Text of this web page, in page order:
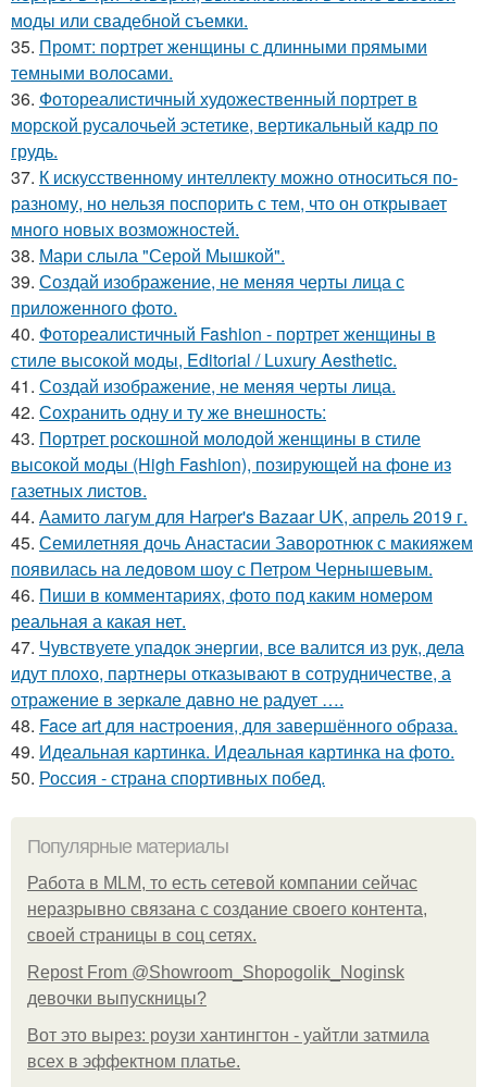
моды или свадебной съемки.
35. Промт: портрет женщины с длинными прямыми
темными волосами.
36. Фотореалистичный художественный портрет в
морской русалочьей эстетике, вертикальный кадр по
грудь.
37. К искусственному интеллекту можно относиться по-
разному, но нельзя поспорить с тем, что он открывает
много новых возможностей.
38. Мари слыла "Серой Мышкой".
39. Создай изображение, не меняя черты лица с
приложенного фото.
40. Фотореалистичный Fashion - портрет женщины в
стиле высокой моды, Editorial / Luxury Aesthetic.
41. Создай изображение, не меняя черты лица.
42. Сохранить одну и ту же внешность:
43. Портрет роскошной молодой женщины в стиле
высокой моды (High Fashion), позирующей на фоне из
газетных листов.
44. Аамито лагум для Harper's Bazaar UK, апрель 2019 г.
45. Семилетняя дочь Анастасии Заворотнюк с макияжем
появилась на ледовом шоу с Петром Чернышевым.
46. Пиши в комментариях, фото под каким номером
реальная а какая нет.
47. Чувствуете упадок энергии, все валится из рук, дела
идут плохо, партнеры отказывают в сотрудничестве, а
отражение в зеркале давно не радует ….
48. Face art для настроения, для завершённого образа.
49. Идеальная картинка. Идеальная картинка на фото.
50. Россия - страна спортивных побед.
Популярные материалы
Работа в MLM, то есть сетевой компании сейчас
неразрывно связана с создание своего контента,
своей страницы в соц сетях.
Repost From @Showroom_Shopogolik_Noginsk
девочки выпускницы?
Вот это вырез: роузи хантингтон - уайтли затмила
всех в эффектном платьe.